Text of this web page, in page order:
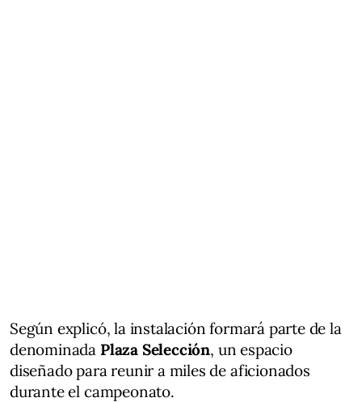
Según explicó, la instalación formará parte de la
denominada Plaza Selección, un espacio
diseñado para reunir a miles de aficionados
durante el campeonato.